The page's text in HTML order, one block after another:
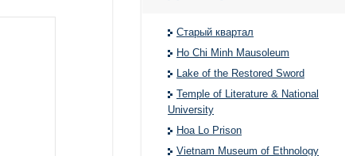
Старый квартал
Ho Chi Minh Mausoleum
Lake of the Restored Sword
Temple of Literature & National
University
Hoa Lo Prison
Vietnam Museum of Ethnology